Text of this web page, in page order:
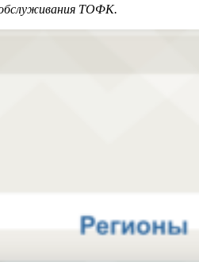
обслуживания ТОФК.